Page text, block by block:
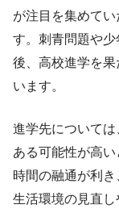
が注目を集めて
す。刺青問題や
後、高校進学を
います。
進学先について
ある可能性が高い
時間の融通が利き
生活環境の見直